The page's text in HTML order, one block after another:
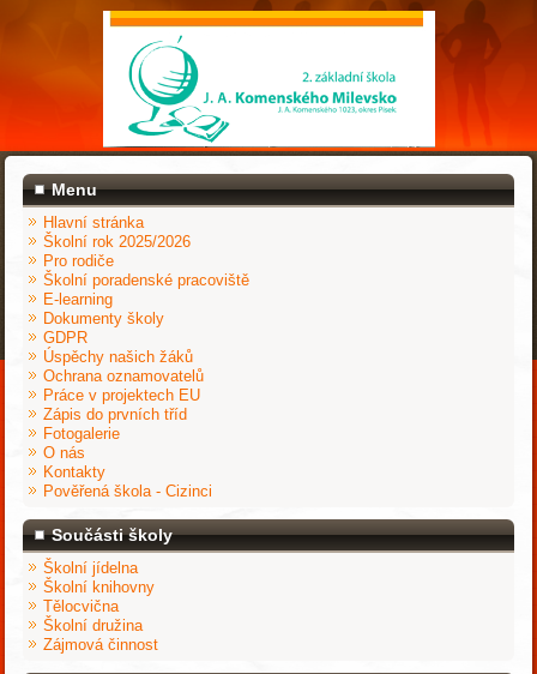
Menu
Hlavní stránka
Školní rok 2025/2026
Pro rodiče
Školní poradenské pracoviště
E-learning
Dokumenty školy
GDPR
Úspěchy našich žáků
Ochrana oznamovatelů
Práce v projektech EU
Zápis do prvních tříd
Fotogalerie
O nás
Kontakty
Pověřená škola - Cizinci
Součásti školy
Školní jídelna
Školní knihovny
Tělocvična
Školní družina
Zájmová činnost